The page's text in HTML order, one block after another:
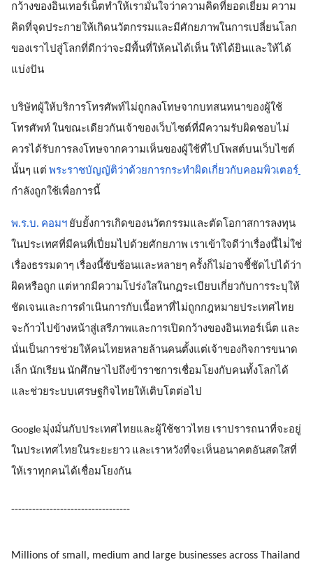
กว้างของอินเทอร์เน็ตทำให้เรามั่นใจว่าความคิดที่ยอดเยี่ยม ความ
คิดที่จุดประกายให้เกิดนวัตกรรมและมีศักยภาพในการเปลี่ยนโลก
ของเราไปสู่โลกที่ดีกว่าจะมีพื้นที่ให้คนได้เห็น ให้ได้ยินและให้ได้
แบ่งปัน
บริษัทผู้ให้บริการโทรศัพท์ไม่ถูกลงโทษจากบทสนทนาของผู้ใช้
โทรศัพท์ ในขณะเดียวกันเจ้าของเว็บไซต์ที่มีความรับผิดชอบไม่
ควรได้รับการลงโทษจากความเห็นของผู้ใช้ที่ไปโพสต์บนเว็บไซต์
นั้นๆ แต่ พระราชบัญญัติว่าด้วยการกระทำผิดเกี่ยวกับคอมพิวเตอร์
กำลังถูกใช้เพื่อการนี้
พ.ร.บ. คอมฯ​ ยับยั้งการเกิดของนวัตกรรมและตัดโอกาสการลงทุน
ในประเทศที่มีคนที่เปี่ยมไปด้วยศักยภาพ เราเข้าใจดีว่าเรื่องนี้ไม่่ใช่
เรื่องธรรมดาๆ เรื่องนี้ซับซ้อนและหลายๆ ครั้งก็ไม่อาจชี้ชัดไปได้ว่า
ผิดหรือถูก แต่หากมีความโปร่งใสในกฏระเบียบเกี่ยวกับการระบุให้
ชัดเจนและการดำเนินการกับเนื้อหาที่ไม่ถูกกฎหมายประเทศไทย
จะก้าวไปข้างหน้าสู่เสรีภาพและการเปิดกว้างของอินเทอร์เน็ต และ
นั่นเป็นการช่วยให้คนไทยหลายล้านคนตั้งแต่เจ้าของกิจการขนาด
เล็ก นักเรียน นักศึกษาไปถึงข้าราชการเชื่อมโยงกับคนทั้งโลกได้
และช่วยระบบเศรษฐกิจไทยให้เติบโตต่อไป
Google มุ่งมั่นกับประเทศไทยและผู้ใช้ชาวไทย เราปรารถนาที่จะอยู่
ในประเทศไทยในระยะยาว และเราหวังที่จะเห็นอนาคตอันสดใสที่
ให้เราทุกคนได้เชื่อมโยงกัน
----------------------------------
Millions of small, medium and large businesses across Thailand